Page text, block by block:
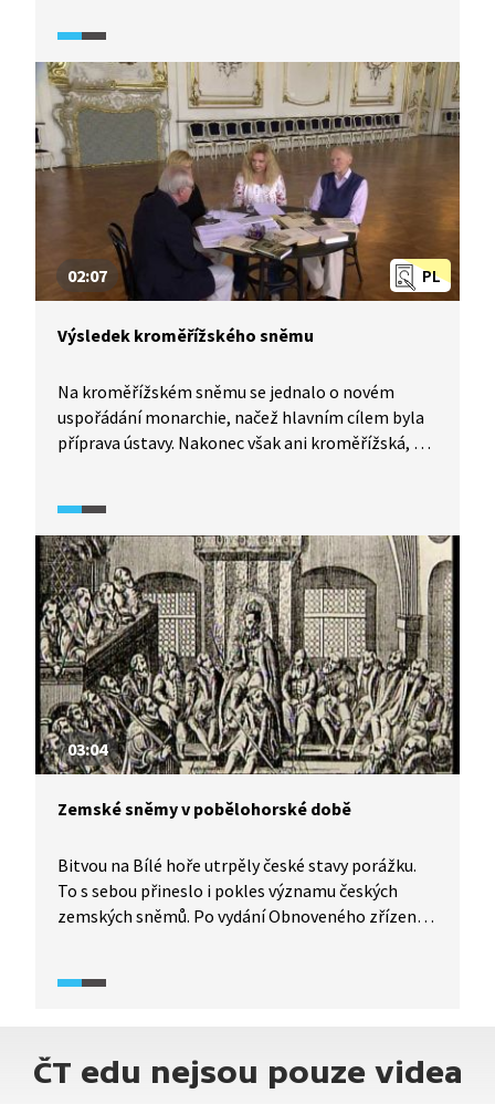
nám odpoví historici v pořadu Historie.cs.
PL
02:07
Výsledek kroměřížského sněmu
Na kroměřížském sněmu se jednalo o novém
uspořádání monarchie, načež hlavním cílem byla
příprava ústavy. Nakonec však ani kroměřížská, ani
ale z dědictví kroměřížského sněmu přetrvalo,
diskutují historici v pořadu Historie.cs.
03:04
Zemské sněmy v pobělohorské době
Bitvou na Bílé hoře utrpěly české stavy porážku.
To s sebou přineslo i pokles významu českých
zemských sněmů. Po vydání Obnoveného zřízení
pravomocí, způsobu hlasování nebo jednání.
ČT edu nejsou pouze videa